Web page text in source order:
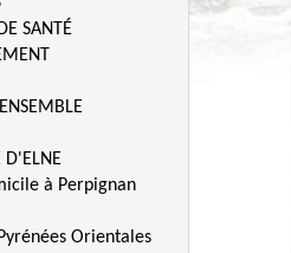
SANTÉ
à Perpignan
Orientales